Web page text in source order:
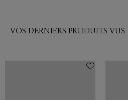
VOS DERNIERS PRODUITS VUS